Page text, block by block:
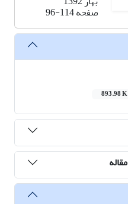
صفحه96-114
893.98 K